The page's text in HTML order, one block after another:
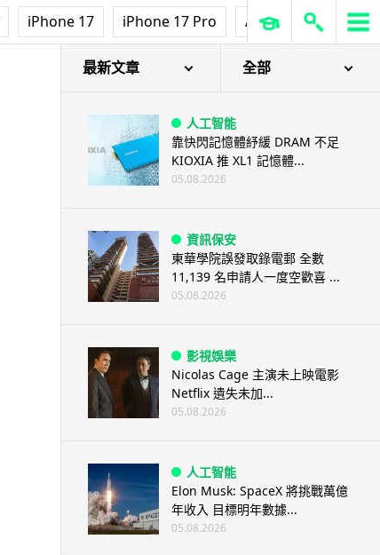
iPhone 17 iPhone 17 Pro AirPods Pro 3
最新文章 全部
人工智能
靠快閃記憶體紓緩 DRAM 不足
KIOXIA 推 XL1 記憶體...
05.08.2026
資訊保安
東華學院誤發取錄電郵 全數
11,139 名申請人一度空歡喜 ...
05.08.2026
影視娛樂
Nicolas Cage 主演未上映電影
Netflix 遺失未加...
05.08.2026
人工智能
Elon Musk: SpaceX 將挑戰萬億
年收入 目標明年數據...
05.08.2026